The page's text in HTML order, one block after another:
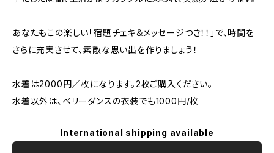
あなたもこの楽しい「宿題チェキ＆メッセージつき！！」で、時間を
さらに充実させて、素敵な思い出を作りましょう！
水着は2000円／枚になります。2枚ご購入ください。
水着以外は、ベリーダンスの衣装でも1000円/枚
International shipping available